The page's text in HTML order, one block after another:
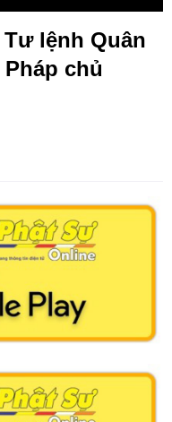
lệnh Quân
chủ